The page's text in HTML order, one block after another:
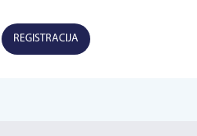
REGISTRACIJA